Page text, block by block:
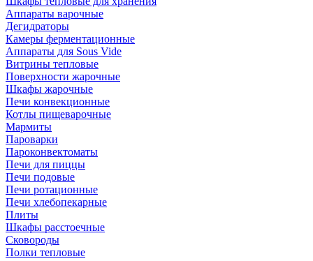
Аппараты варочные
Дегидраторы
Камеры ферментационные
Аппараты для Sous Vide
Витрины тепловые
Поверхности жарочные
Шкафы жарочные
Печи конвекционные
Котлы пищеварочные
Мармиты
Пароварки
Пароконвектоматы
Печи для пиццы
Печи подовые
Печи ротационные
Печи хлебопекарные
Плиты
Шкафы расстоечные
Сковороды
Полки тепловые